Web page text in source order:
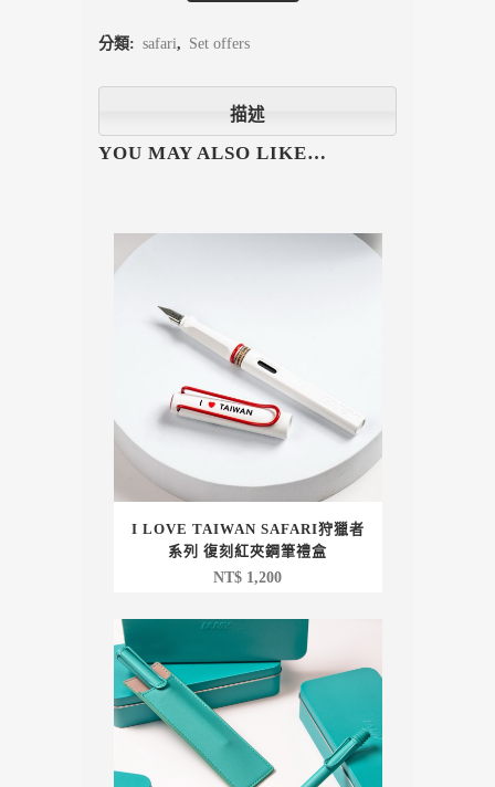
分類: safari, Set offers
描述
YOU MAY ALSO LIKE…
I LOVE TAIWAN SAFARI狩獵者
系列 復刻紅夾鋼筆禮盒
NT$ 1,200